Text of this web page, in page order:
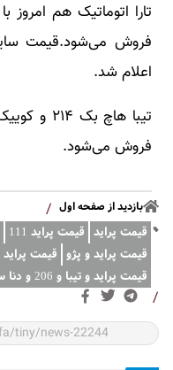
اعلام شد.
فروش می‌شود.
بازدید از صفحه اول /
قیمت پراید قیمت پراید 111
قیمت پراید و پژو قیمت پراید 1402
قیمت پراید و تیبا و 206 و دنا سر به فلک کشید | واکنش بازار خودرو
/